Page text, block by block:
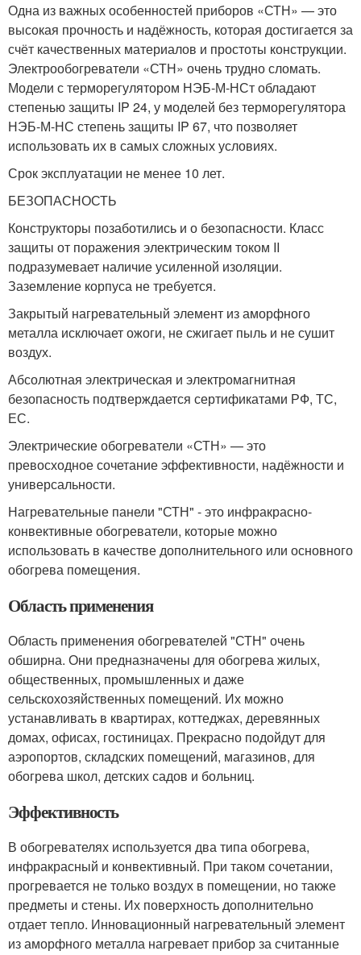
Одна из важных особенностей приборов «СТН» — это
высокая прочность и надёжность, которая достигается за
счёт качественных материалов и простоты конструкции.
Электрообогреватели «СТН» очень трудно сломать.
Модели с терморегулятором НЭБ-М-НСт обладают
степенью защиты IP 24, у моделей без терморегулятора
НЭБ-М-НС степень защиты IP 67, что позволяет
использовать их в самых сложных условиях.
Срок эксплуатации не менее 10 лет.
БЕЗОПАСНОСТЬ
Конструкторы позаботились и о безопасности. Класс
защиты от поражения электрическим током II
подразумевает наличие усиленной изоляции.
Заземление корпуса не требуется.
Закрытый нагревательный элемент из аморфного
металла исключает ожоги, не сжигает пыль и не сушит
воздух.
Абсолютная электрическая и электромагнитная
безопасность подтверждается сертификатами РФ, ТС,
ЕС.
Электрические обогреватели «СТН» — это
превосходное сочетание эффективности, надёжности и
универсальности.
Нагревательные панели "СТН" - это инфракрасно-
конвективные обогреватели, которые можно
использовать в качестве дополнительного или основного
обогрева помещения.
Область применения
Область применения обогревателей "СТН" очень
обширна. Они предназначены для обогрева жилых,
общественных, промышленных и даже
сельскохозяйственных помещений. Их можно
устанавливать в квартирах, коттеджах, деревянных
домах, офисах, гостиницах. Прекрасно подойдут для
аэропортов, складских помещений, магазинов, для
обогрева школ, детских садов и больниц.
Эффективность
В обогревателях используется два типа обогрева,
инфракрасный и конвективный. При таком сочетании,
прогревается не только воздух в помещении, но также
предметы и стены. Их поверхность дополнительно
отдает тепло. Инновационный нагревательный элемент
из аморфного металла нагревает прибор за считанные